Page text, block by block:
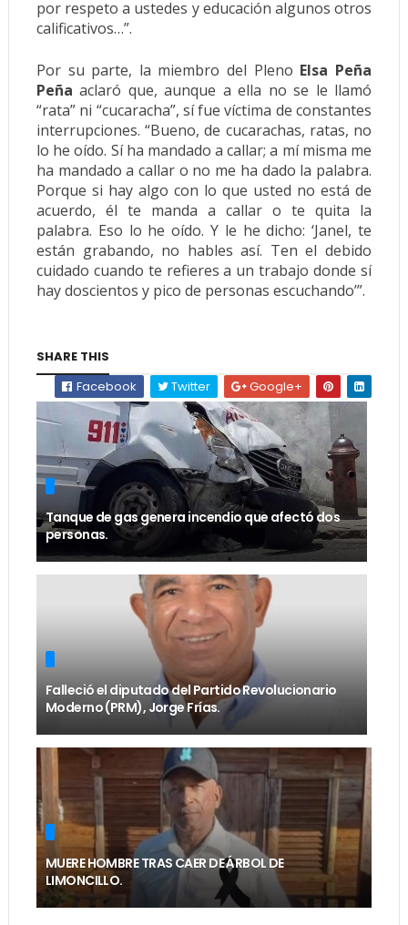
por respeto a ustedes y educación algunos otros
calificativos…”.
Por su parte, la miembro del Pleno Elsa Peña
Peña aclaró que, aunque a ella no se le llamó
“rata” ni “cucaracha”, sí fue víctima de constantes
interrupciones. “Bueno, de cucarachas, ratas, no
lo he oído. Sí ha mandado a callar; a mí misma me
ha mandado a callar o no me ha dado la palabra.
Porque si hay algo con lo que usted no está de
acuerdo, él te manda a callar o te quita la
palabra. Eso lo he oído. Y le he dicho: ‘Janel, te
están grabando, no hables así. Ten el debido
cuidado cuando te refieres a un trabajo donde sí
hay doscientos y pico de personas escuchando’”.
SHARE THIS
Facebook
Twitter Google+
Tanque de gas genera incendio que afectó dos
personas.
Falleció el diputado del Partido Revolucionario
Moderno (PRM), Jorge Frías.
MUERE HOMBRE TRAS CAER DE ÁRBOL DE
LIMONCILLO.